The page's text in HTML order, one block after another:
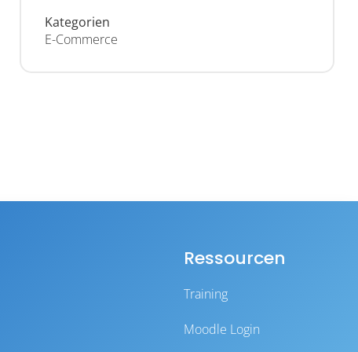
Kategorien
E-Commerce
Ressourcen
Training
Moodle Login